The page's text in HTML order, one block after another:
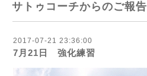
サトゥコーチからのご報告
2017-07-21 23:36:00
7月21日 強化練習